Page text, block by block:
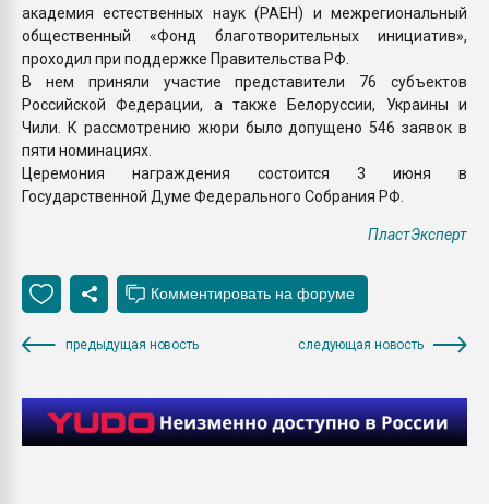
академия естественных наук (РАЕН) и межрегиональный
общественный «Фонд благотворительных инициатив»,
проходил при поддержке Правительства РФ.
В нем приняли участие представители 76 субъектов
Российской Федерации, а также Белоруссии, Украины и
Чили. К рассмотрению жюри было допущено 546 заявок в
пяти номинациях.
Церемония награждения состоится 3 июня в
Государственной Думе Федерального Собрания РФ.
ПластЭксперт
предыдущая новость следующая новость